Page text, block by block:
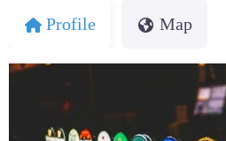
Profile Map